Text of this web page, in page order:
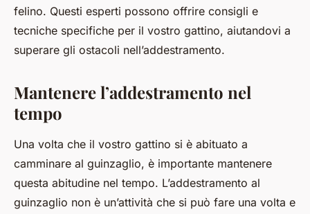
felino. Questi esperti possono offrire consigli e
tecniche specifiche per il vostro gattino, aiutandovi a
superare gli ostacoli nell’addestramento.
Mantenere l’addestramento nel
tempo
Una volta che il vostro gattino si è abituato a
camminare al guinzaglio, è importante mantenere
questa abitudine nel tempo. L’addestramento al
guinzaglio non è un’attività che si può fare una volta e